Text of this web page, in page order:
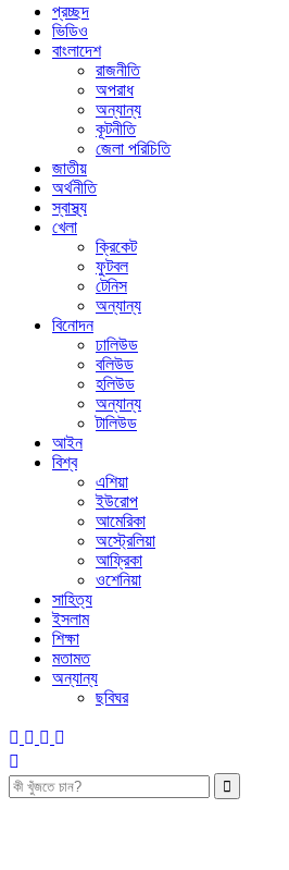
প্রচ্ছদ
ভিডিও
বাংলাদেশ
রাজনীতি
অপরাধ
অন্যান্য
কূটনীতি
জেলা পরিচিতি
জাতীয়
অর্থনীতি
স্বাস্থ্য
খেলা
ক্রিকেট
ফুটবল
টেনিস
অন্যান্য
বিনোদন
ঢালিউড
বলিউড
হলিউড
অন্যান্য
টালিউড
আইন
বিশ্ব
এশিয়া
ইউরোপ
আমেরিকা
অস্ট্রেলিয়া
আফ্রিকা
ওশেনিয়া
সাহিত্য
ইসলাম
শিক্ষা
মতামত
অন্যান্য
ছবিঘর